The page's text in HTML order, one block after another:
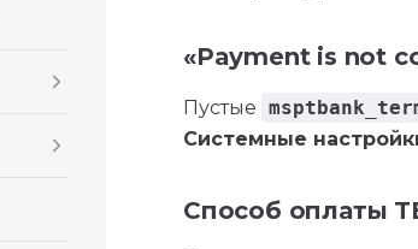
«Payment is not
Пустые
Системные
Способ оплаты